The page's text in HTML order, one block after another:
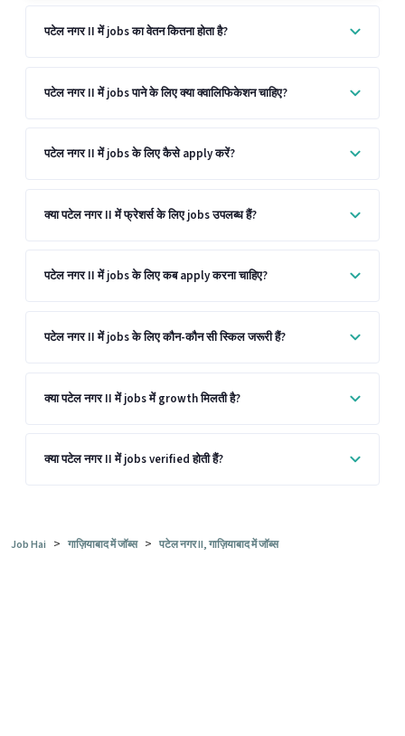
पटेल नगर II में jobs का वेतन कितना होता है?
पटेल नगर II में jobs पाने के लिए क्या क्वालिफिकेशन चाहिए?
पटेल नगर II में jobs के लिए कैसे apply करें?
क्या पटेल नगर II में फ्रेशर्स के लिए jobs उपलब्ध हैं?
पटेल नगर II में jobs के लिए कब apply करना चाहिए?
पटेल नगर II में jobs के लिए कौन-कौन सी स्किल जरूरी हैं?
क्या पटेल नगर II में jobs में growth मिलती है?
क्या पटेल नगर II में jobs verified होती हैं?
Job Hai > गाज़ियाबाद में जॉब्स > पटेल नगर II, गाज़ियाबाद में जॉब्स